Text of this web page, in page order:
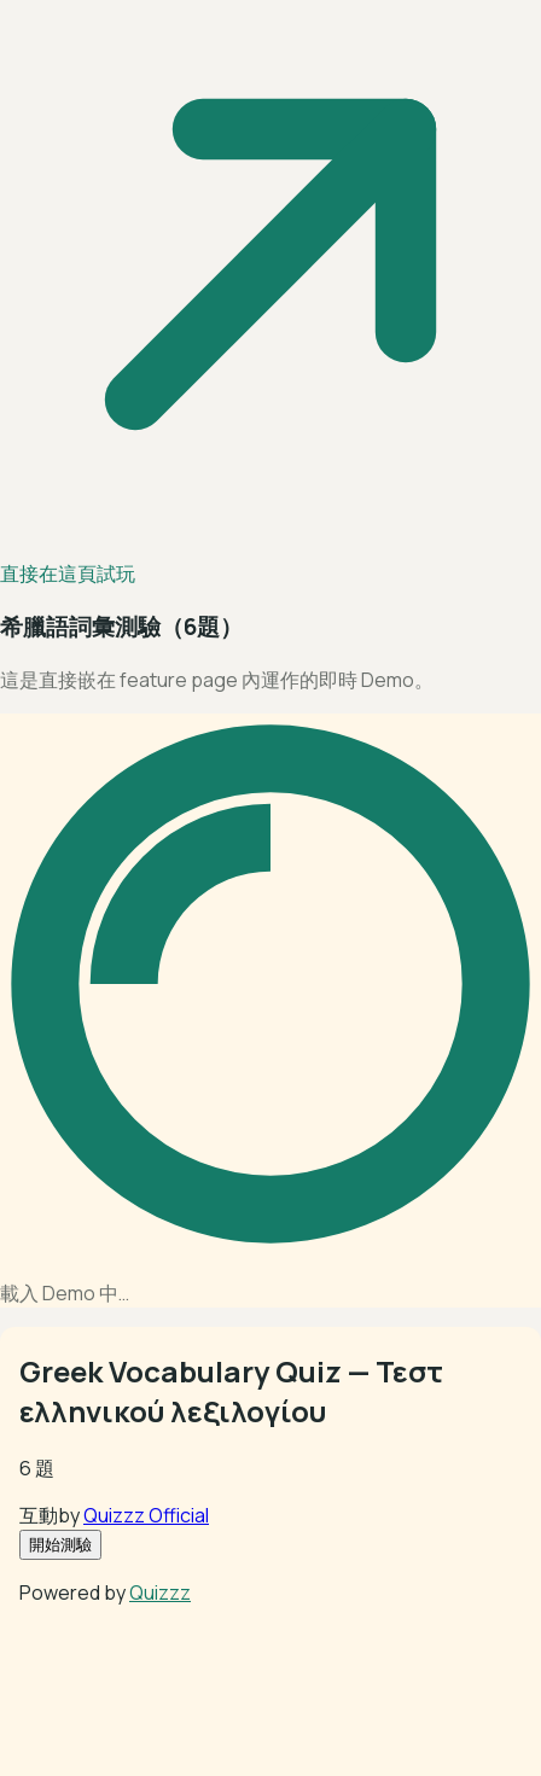
直接在這頁試玩
希臘語詞彙測驗（6題）
這是直接嵌在 feature page 內運作的即時 Demo。
載入 Demo 中…